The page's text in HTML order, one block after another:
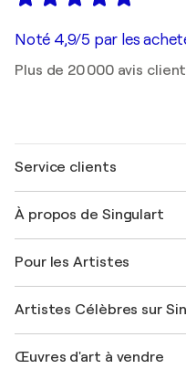
Noté 4,9/5 par les
Plus de 20 000 avis
Service clients
Expédition
Offrir une carte cadeau
Rejoignez notre
Mon compte
+33 1 76 44 06 42
À propos de Singulart
FAQ
Magazine Singulart
Emplois
Découvrez une sélection
Pour les Artistes
Se connecter en tant
Artistes Célèbres sur
Marc Chagall
Œuvres d'art à vendre